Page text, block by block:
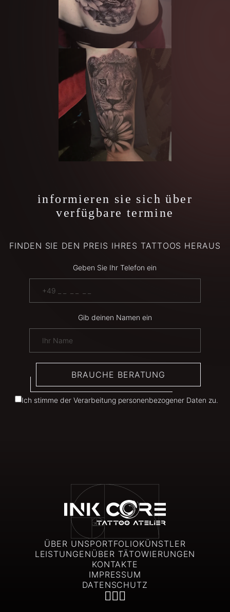
informieren sie sich über
verfügbare termine
FINDEN SIE DEN PREIS IHRES TATTOOS HERAUS
Geben Sie Ihr Telefon ein
Gib deinen Namen ein
BRAUCHE BERATUNG
Ich stimme der Verarbeitung personenbezogener Daten zu.
ÜBER UNSPORTFOLIOKÜNSTLER
LEISTUNGENÜBER TÄTOWIERUNGEN
KONTAKTE
IMPRESSUM
DATENSCHUTZ